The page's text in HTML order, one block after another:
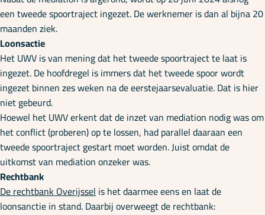
een tweede spoortraject ingezet. De werknemer is dan al bijna 20
maanden ziek.
Loonsactie
Het UWV is van mening dat het tweede spoortraject te laat is
ingezet. De hoofdregel is immers dat het tweede spoor wordt
ingezet binnen zes weken na de eerstejaarsevaluatie. Dat is hier
niet gebeurd.
Hoewel het UWV erkent dat de inzet van mediation nodig was om
het conflict (proberen) op te lossen, had parallel daaraan een
tweede spoortraject gestart moet worden. Juist omdat de
uitkomst van mediation onzeker was.
Rechtbank
De rechtbank Overijsselis het daarmee eens en laat de
loonsanctie in stand. Daarbij overweegt de rechtbank: